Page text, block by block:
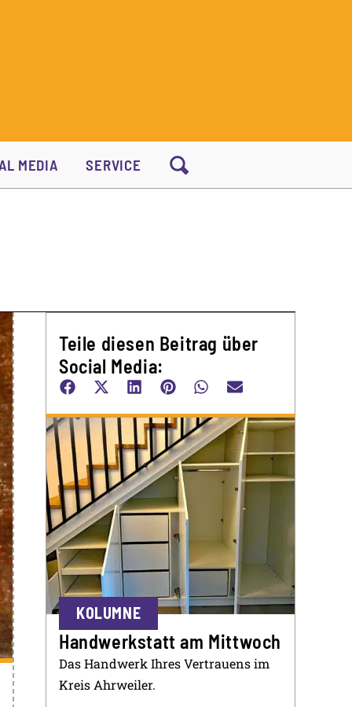
MEDIA SERVICE
Teile diesen Beitrag über
Social Media:
KOLUMNE
Handwerkstatt am Mittwoch
Das Handwerk Ihres Vertrauens im
Kreis Ahrweiler.